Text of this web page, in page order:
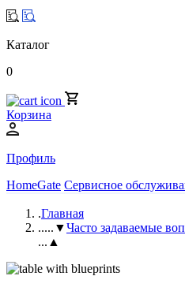
Каталог
0
Корзина
Профиль
HomeGate Сервисное
.Главная
.....▼Часто задаваемые
...▲